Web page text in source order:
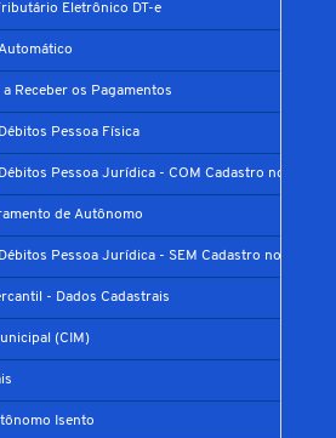
Eletrônico DT-e
Receber os Pagamentos
Pessoa Física
Pessoa Jurídica - COM Cadastro no
de Autônomo
Pessoa Jurídica - SEM Cadastro no
- Dados Cadastrais
(CIM)
Isento